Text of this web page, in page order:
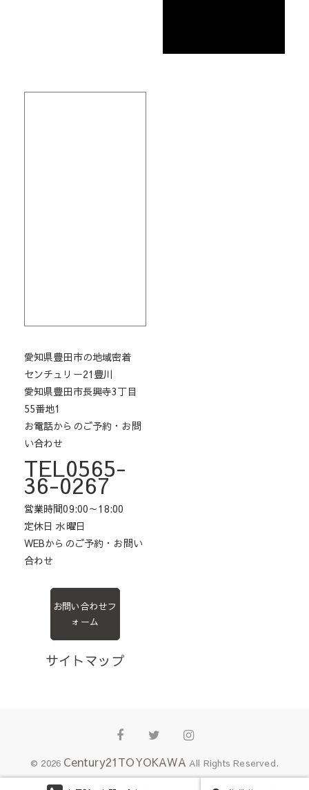
愛知県豊田市の地域密着
センチュリー21豊川
愛知県豊田市長興寺3丁目
55番地1
お電話からのご予約・お問
い合わせ
TEL0565-
36-0267
営業時間09:00～18:00
定休日 水曜日
WEBからのご予約・お問い
合わせ
お問い合わせフ
ォーム
サイトマップ
FacebookTwitterInstagram
© 2026 Century21TOYOKAWA All Rights Reserved.